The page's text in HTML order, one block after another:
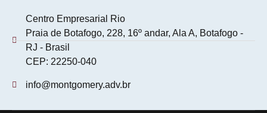
Centro Empresarial Rio
Praia de Botafogo, 228, 16º andar, Ala A, Botafogo -
RJ - Brasil
CEP: 22250-040
info@montgomery.adv.br